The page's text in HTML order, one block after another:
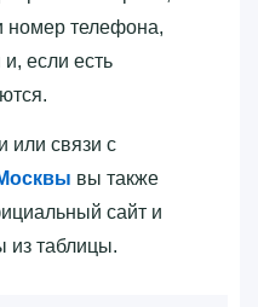
номер телефона,
если есть
или связи с
вы также
сайт и
из таблицы.